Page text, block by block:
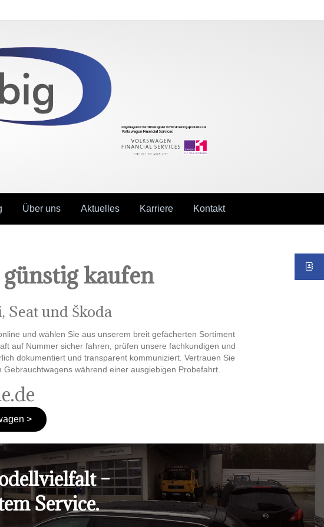
Über uns Aktuelles Karriere Kontakt
kaufen
Seat und Škoda
und wählen Sie aus unserem breit gefächerten Sortiment
auf Nummer sicher fahren, prüfen unsere fachkundigen und
dokumentiert und transparent kommuniziert. Vertrauen Sie
während einer ausgiebigen Probefahrt.
>
–
Service.